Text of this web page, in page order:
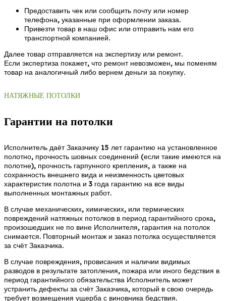
Предоставить чек или сообщить почту или номер
телефона, указанные при оформлении заказа.
Привезти товар в наш офис или отправить нам его
транспортной компанией.
Далее товар отправляется на экспертизу или ремонт.
Если экспертиза покажет, что ремонт невозможен, мы поменям
товар на аналогичный либо вернем деньги за покупку.
НАТЯЖНЫЕ ПОТОЛКИ
Гарантии на потолки
Исполнитель даёт Заказчику 15 лет гарантию на установленное
полотно, прочность шовных соединений (если такие имеются на
полотне), прочность гарпунного крепления, а также на
сохранность внешнего вида и неизменность цветовых
характеристик полотна и 3 года гарантию на все виды
выполненных монтажных работ.
В случае механических, химических, или термических
повреждений натяжных потолков в период гарантийного срока,
произошедших не по вине Исполнителя, гарантия на потолок
снимается. Повторный монтаж и заказ потолка осуществляется
за счёт Заказчика.
В случае повреждения, провисания и наличии видимых
разводов в результате затопления, пожара или иного бедствия в
период гарантийного обязательства Исполнитель может
устранить дефекты за счёт Заказчика, который в свою очередь
требует возмещения ущерба с виновника бедствия.